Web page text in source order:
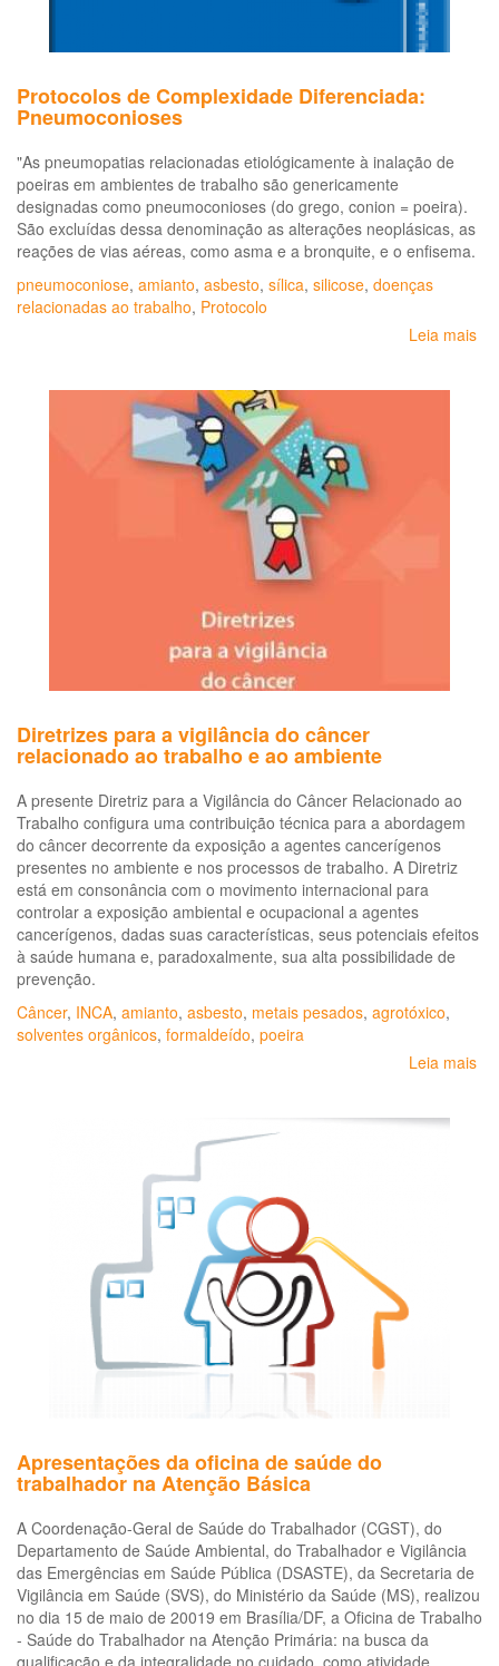
Protocolos de Complexidade Diferenciada:
Pneumoconioses
"As pneumopatias relacionadas etiológicamente à inalação de
poeiras em ambientes de trabalho são genericamente
designadas como pneumoconioses (do grego, conion = poeira).
São excluídas dessa denominação as alterações neoplásicas, as
reações de vias aéreas, como asma e a bronquite, e o enfisema.
pneumoconiose, amianto, asbesto, sílica, silicose, doenças
relacionadas ao trabalho, Protocolo
Leia mais
Diretrizes para a vigilância do câncer
relacionado ao trabalho e ao ambiente
A presente Diretriz para a Vigilância do Câncer Relacionado ao
Trabalho configura uma contribuição técnica para a abordagem
do câncer decorrente da exposição a agentes cancerígenos
presentes no ambiente e nos processos de trabalho. A Diretriz
está em consonância com o movimento internacional para
controlar a exposição ambiental e ocupacional a agentes
cancerígenos, dadas suas características, seus potenciais efeitos
à saúde humana e, paradoxalmente, sua alta possibilidade de
prevenção.
Câncer, INCA, amianto, asbesto, metais pesados, agrotóxico,
solventes orgânicos, formaldeído, poeira
Leia mais
Apresentações da oficina de saúde do
trabalhador na Atenção Básica
A Coordenação-Geral de Saúde do Trabalhador (CGST), do
Departamento de Saúde Ambiental, do Trabalhador e Vigilância
das Emergências em Saúde Pública (DSASTE), da Secretaria de
Vigilância em Saúde (SVS), do Ministério da Saúde (MS), realizou
no dia 15 de maio de 20019 em Brasília/DF, a Oficina de Trabalho
- Saúde do Trabalhador na Atenção Primária: na busca da